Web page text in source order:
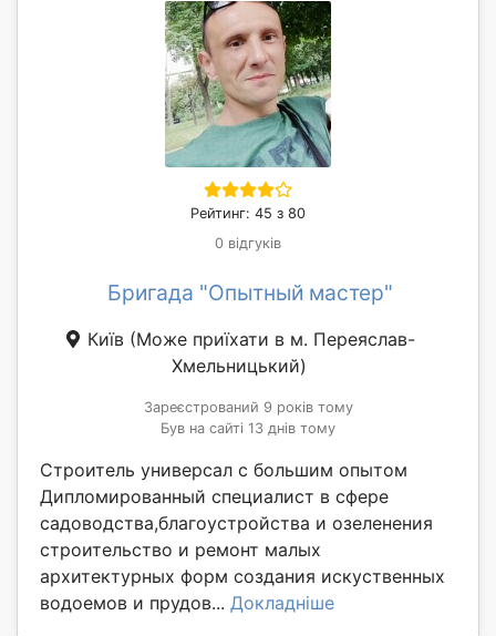
Рейтинг: 45 з 80
0 відгуків
Бригада "Опытный мастер"
Київ (Може приїхати в м. Переяслав-
Хмельницький)
Зареєстрований 9 років тому
Був на сайті 13 днів тому
Строитель универсал с большим опытом
Дипломированный специалист в сфере
садоводства,благоустройства и озеленения
строительство и ремонт малых
архитектурных форм создания искуственных
водоемов и прудов... Докладніше